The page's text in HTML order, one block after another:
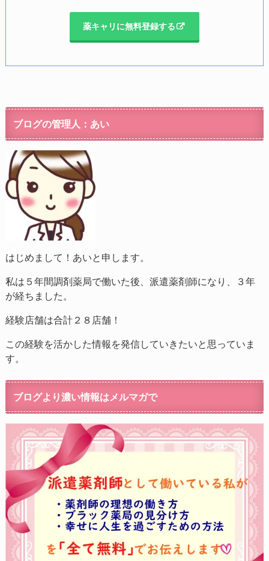
薬キャリに無料登録する
ブログの管理人：あい
はじめまして！あいと申します。
私は５年間調剤薬局で働いた後、派遣薬剤師になり、３年
が経ちました。
経験店舗は合計２８店舗！
この経験を活かした情報を発信していきたいと思っていま
す。
ブログより濃い情報はメルマガで